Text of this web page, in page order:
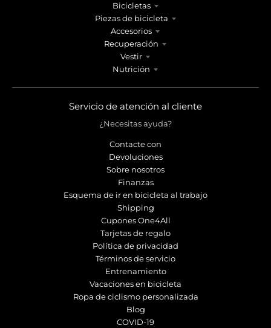
Bicicletas
Piezas de bicicleta
Accesorios
Recuperación
Vestir
Nutrición
Servicio de atención al cliente
¿Necesitas ayuda?
Contacte con
Devoluciones
Sobre nosotros
Finanzas
Esquema de ir en bicicleta al trabajo
Shipping
Cupones One4All
Tarjetas de regalo
Política de privacidad
Términos de servicio
Entrenamiento
Vacaciones en bicicleta
Ropa de ciclismo personalizada
Blog
COVID-19